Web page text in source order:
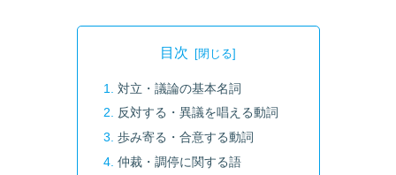
目次
対立・議論の基本名詞
反対する・異議を唱える動詞
歩み寄る・合意する動詞
仲裁・調停に関する語